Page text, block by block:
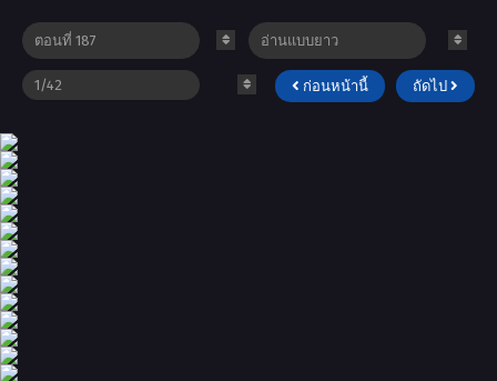
ก่อนหน้านี้ ถัดไป